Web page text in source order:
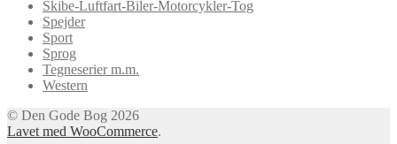
Skibe-Luftfart-Biler-Motorcykler-Tog
Spejder
Sport
Sprog
Tegneserier m.m.
Western
© Den Gode Bog 2026
Lavet med WooCommerce.